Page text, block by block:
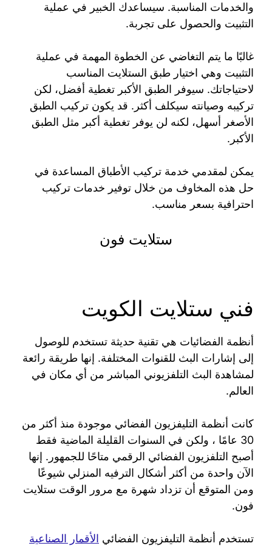
والخدمات المناسبة. سيساعدك الخبير في عملية
التثبيت والحصول على تجربة.
غالبًا ما يتم التغاضي عن الخطوة المهمة في عملية
التثبيت وهي اختيار طبق الستلايت المناسب
لاحتياجاتك. سيوفر الطبق الأكبر تغطية أفضل، لكن
تركيبه وصيانته سيكلف أكثر. قد يكون تركيب الطبق
الأصغر أسهل، لكنه لن يوفر تغطية أكبر مثل الطبق
الأكبر.
يمكن لمقدمي خدمة تركيب الأطباق المساعدة في
حل هذه المخاوف من خلال توفير خدمات تركيب
احترافية بسعر مناسب.
ستلايت فون
فني ستلايت الكويت
أنظمة الفضائيات هي تقنية حديثة تستخدم للوصول
إلى إشارات البث للقنوات المختلفة. إنها طريقة رائعة
لمشاهدة البث التلفزيوني المباشر من أي مكان في
العالم.
كانت أنظمة التليفزيون الفضائي موجودة منذ أكثر من
30 عامًا ، ولكن في السنوات القليلة الماضية فقط
أصبح التلفزيون الفضائي الرقمي متاحًا للجمهور. إنها
الآن واحدة من أكثر أشكال الترفيه المنزلي شيوعًا
ومن المتوقع أن تزداد شهرة مع مرور الوقت ستلايت
فون.
تستخدم أنظمة التليفزيون الفضائي الأقمار الصناعية